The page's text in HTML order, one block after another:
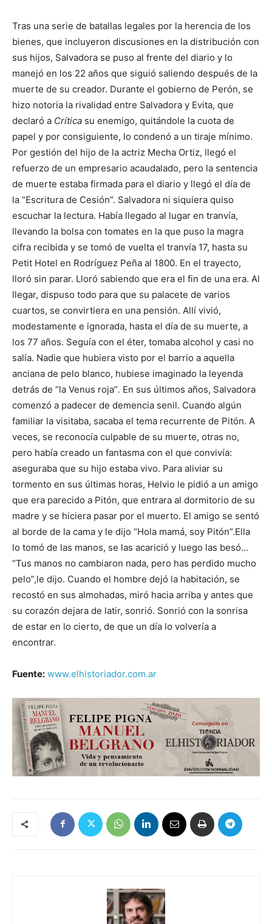
Tras una serie de batallas legales por la herencia de los
bienes, que incluyeron discusiones en la distribución con
sus hijos, Salvadora se puso al frente del diario y lo
manejó en los 22 años que siguió saliendo después de la
muerte de su creador. Durante el gobierno de Perón, se
hizo notoria la rivalidad entre Salvadora y Evita, que
declaró a Crítica su enemigo, quitándole la cuota de
papel y por consiguiente, lo condenó a un tiraje mínimo.
Por gestión del hijo de la actriz Mecha Ortiz, llegó el
refuerzo de un empresario acaudalado, pero la sentencia
de muerte estaba firmada para el diario y llegó el día de
la “Escritura de Cesión”. Salvadora ni siquiera quiso
escuchar la lectura. Había llegado al lugar en tranvía,
llevando la bolsa con tomates en la que puso la magra
cifra recibida y se tomó de vuelta el tranvía 17, hasta su
Petit Hotel en Rodríguez Peña al 1800. En el trayecto,
lloró sin parar. Lloró sabiendo que era el fin de una era. Al
llegar, dispuso todo para que su palacete de varios
cuartos, se convirtiera en una pensión. Allí vivió,
modestamente e ignorada, hasta el día de su muerte, a
los 77 años. Seguía con el éter, tomaba alcohol y casi no
salía. Nadie que hubiera visto por el barrio a aquella
anciana de pelo blanco, hubiese imaginado la leyenda
detrás de “la Venus roja”. En sus últimos años, Salvadora
comenzó a padecer de demencia senil. Cuando algún
familiar la visitaba, sacaba el tema recurrente de Pitón. A
veces, se reconocía culpable de su muerte, otras no,
pero había creado un fantasma con el que convivía:
aseguraba que su hijo estaba vivo. Para aliviar su
tormento en sus últimas horas, Helvio le pidió a un amigo
que era parecido a Pitón, que entrara al dormitorio de su
madre y se hiciera pasar por el muerto. El amigo se sentó
al borde de la cama y le dijo “Hola mamá, soy Pitón”.Ella
lo tomó de las manos, se las acarició y luego las besó…
“Tus manos no cambiaron nada, pero has perdido mucho
pelo”,le dijo. Cuando el hombre dejó la habitación, se
recostó en sus almohadas, miró hacia arriba y antes que
su corazón dejara de latir, sonrió. Sonrió con la sonrisa
de estar en lo cierto, de que un día lo volvería a
encontrar.
Fuente: www.elhistoriador.com.ar